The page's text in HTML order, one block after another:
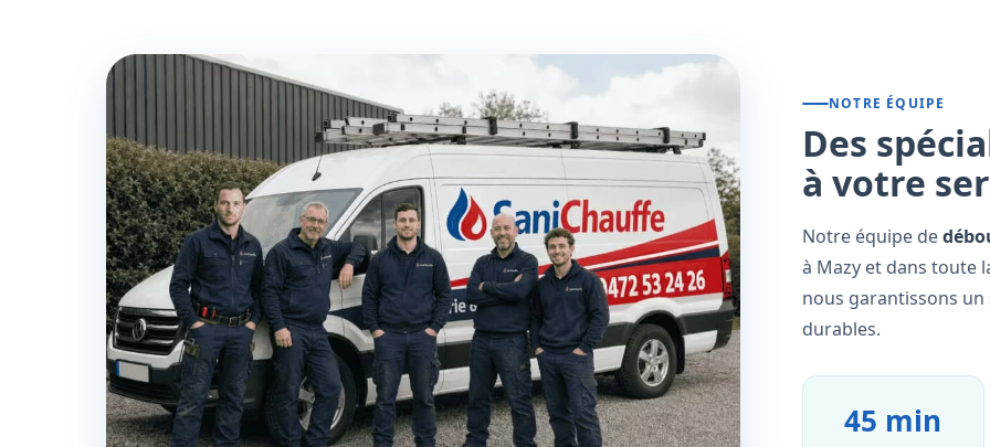
NOTRE ÉQUIPE
Des
à votre
Notre équipe de
à Mazy et dans toute
nous garantissons
durables.
45 min